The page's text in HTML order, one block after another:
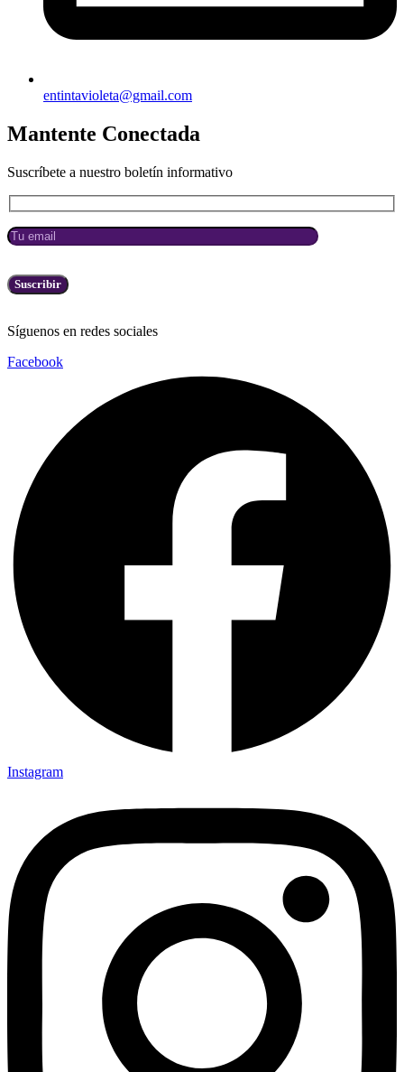
entintavioleta@gmail.com
Mantente Conectada
Suscríbete a nuestro boletín informativo
Síguenos en redes sociales
Facebook
Instagram